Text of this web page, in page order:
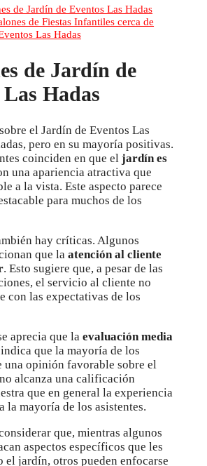
de Jardín de Eventos Las Hadas
de Fiestas Infantiles cerca de
Las Hadas
de Jardín de
Hadas
el Jardín de Eventos Las
pero en su mayoría positivas.
coinciden en que el jardín es
una apariencia atractiva que
a la vista. Este aspecto parece
para muchos de los
hay críticas. Algunos
que la atención al cliente
. Esto sugiere que, a pesar de las
el servicio al cliente no
con las expectativas de los
aprecia que la evaluación media
indica que la mayoría de los
una opinión favorable sobre el
alcanza una calificación
que en general la experiencia
la mayoría de los asistentes.
que, mientras algunos
aspectos específicos que les
el jardín, otros pueden enfocarse